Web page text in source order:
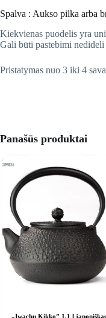
Spalva : Aukso pilka arba
Kiekvienas puodelis yra
Gali būti pastebimi
Pristatymas nuo 3 iki 4
Panašūs produktai
„Iwachu Kikko” 1,1 l japoniškas